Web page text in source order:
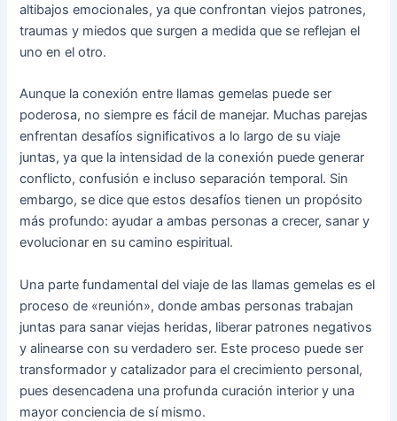
altibajos emocionales, ya que confrontan viejos patrones,
traumas y miedos que surgen a medida que se reflejan el
uno en el otro.
Aunque la conexión entre llamas gemelas puede ser
poderosa, no siempre es fácil de manejar. Muchas parejas
enfrentan desafíos significativos a lo largo de su viaje
juntas, ya que la intensidad de la conexión puede generar
conflicto, confusión e incluso separación temporal. Sin
embargo, se dice que estos desafíos tienen un propósito
más profundo: ayudar a ambas personas a crecer, sanar y
evolucionar en su camino espiritual.
Una parte fundamental del viaje de las llamas gemelas es el
proceso de «reunión», donde ambas personas trabajan
juntas para sanar viejas heridas, liberar patrones negativos
y alinearse con su verdadero ser. Este proceso puede ser
transformador y catalizador para el crecimiento personal,
pues desencadena una profunda curación interior y una
mayor conciencia de sí mismo.